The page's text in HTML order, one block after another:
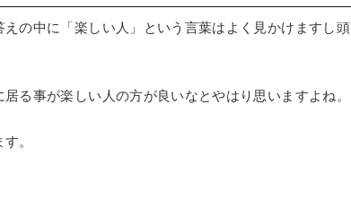
の中に「楽しい人」という言葉はよく見かけますし頭
る事が楽しい人の方が良いなとやはり思いますよね。
。